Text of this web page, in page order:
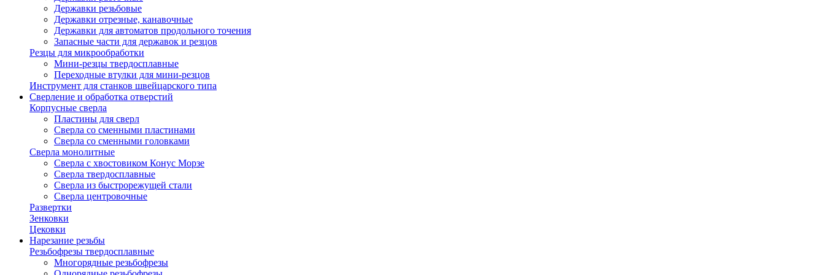
Державки резьбовые
Державки отрезные, канавочные
Державки для автоматов продольного точения
Запасные части для державок и резцов
Резцы для микрообработки
Мини-резцы твердосплавные
Переходные втулки для мини-резцов
Инструмент для станков швейцарского типа
Сверление и обработка отверстий
Корпусные сверла
Пластины для сверл
Сверла со сменными пластинами
Сверла со сменными головками
Сверла монолитные
Сверла с хвостовиком Конус Морзе
Сверла твердосплавные
Сверла из быстрорежущей стали
Сверла центровочные
Развертки
Зенковки
Цековки
Нарезание резьбы
Резьбофрезы твердосплавные
Многорядные резьбофрезы